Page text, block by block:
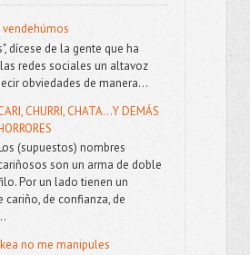
dícese de la gente que ha
redes sociales un altavoz
obviedades de manera...
CHURRI, CHATA...Y DEMÁS
(supuestos) nombres
son un arma de doble
Por un lado tienen un
cariño, de confianza, de
no me manipules